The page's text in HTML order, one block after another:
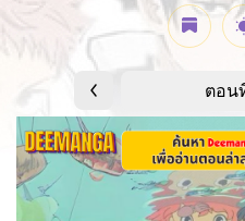
ตอน